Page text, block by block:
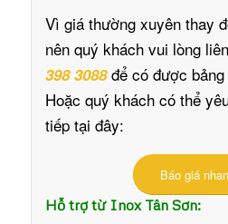
Vì giá thường xuyên thay
nên quý khách vui lòng
398 3088để có được bảng
Hoặc quý khách có thể
tiếp tại đây:
Báo giá
Hỗ trợ từ Inox Tân Sơn: